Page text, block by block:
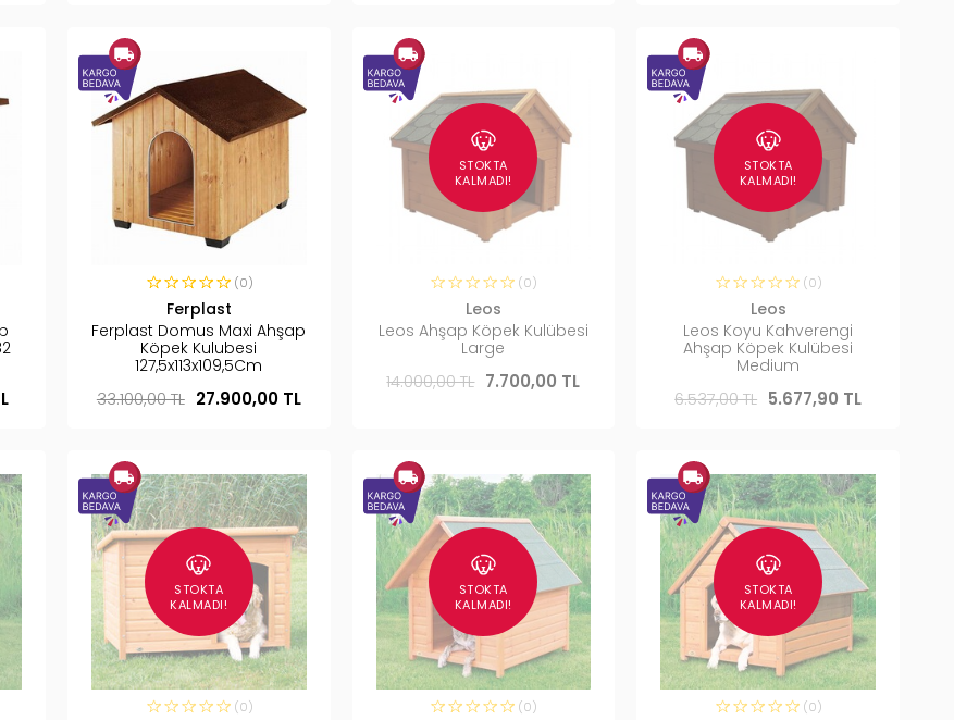
(0)
Ferplast
Ferplast Domus Maxi Ahşap
Köpek Kulubesi
127,5x113x109,5Cm
33.100,00 TL 27.900,00 TL
STOKTA
KALMADI!
(0)
Leos
Leos Ahşap Köpek Kulübesi
Large
14.000,00 TL 7.700,00 TL
STOKTA
KALMADI!
(0)
Leos
Leos Koyu Kahverengi
Ahşap Köpek Kulübesi
Medium
6.537,00 TL 5.677,90 TL
STOKTA
KALMADI!
(0)
STOKTA
KALMADI!
(0)
STOKTA
KALMADI!
(0)